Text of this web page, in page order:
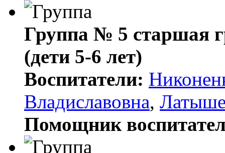
Группа № 5
(дети 5-6 лет)
Воспитатели:
Владиславовна,
Помощник